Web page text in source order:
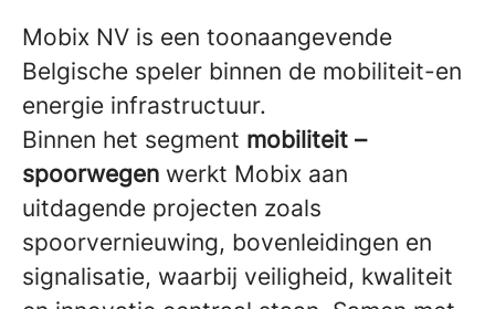
Mobix NV is een toonaangevende
Belgische speler binnen de mobiliteit-en
energie infrastructuur.
Binnen het segment mobiliteit –
spoorwegen werkt Mobix aan
uitdagende projecten zoals
spoorvernieuwing, bovenleidingen en
signalisatie, waarbij veiligheid, kwaliteit